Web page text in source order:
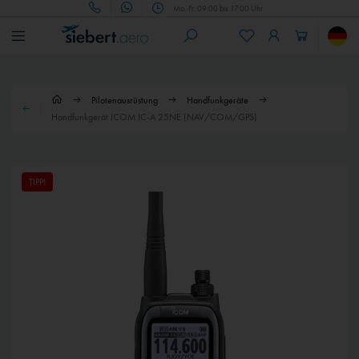
Mo.-Fr. 09:00 bis 17:00 Uhr
Pilotenausrüstung
Handfunkgeräte
Handfunkgerät ICOM IC-A 25NE (NAV/COM/GPS)
TIPP!
ICOM Leder-Tragetasche (LC-25A)
Abhängig von Versand- und Zahlungsart
1 - 4 Werktage
Abhängig von Versand- und Zahlungsart